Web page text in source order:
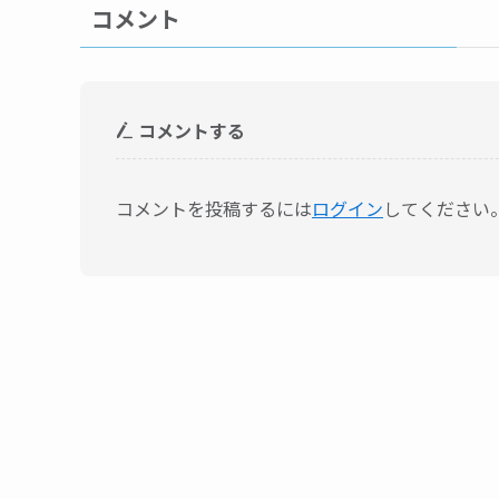
コメント
コメントする
コメントを投稿するにはログイン してください